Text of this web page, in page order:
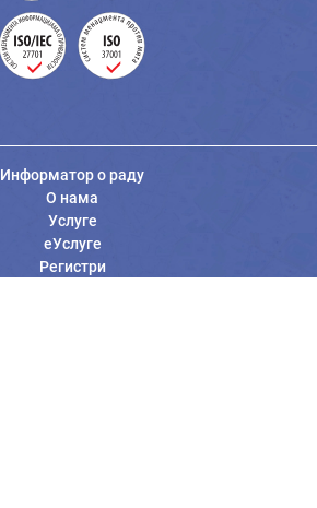
Информатор о раду
О нама
Услуге
еУслуге
Регистри